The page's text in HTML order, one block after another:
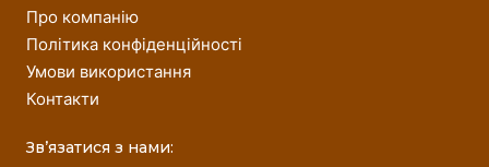
Про компанію
Політика конфіденційності
Умови використання
Контакти
Зв’язатися з нами: